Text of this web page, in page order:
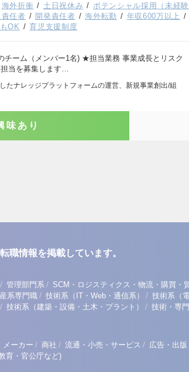
海外折衝 土日祝休み ポテンシャル採用（未経験
任者 開発責任者 海外転勤 年収600万以上
OK 育児支援制度
チーム（メンバー1名) ★担当業務 事業成長とリスク
当を募集します…
たナレッジプラットフォームの運営、新規事業創出/組
味あり
職情報を掲載しています。
/ 管理部門系 / SCM・ロジスティクス・物流・購買・
系専門職 / 技術系（IT・Web・通信系） / 技術系（
/ 技術系（建築・設備・土木・プラント） / 技術・専
メーカー / 商社 / 流通・小売・サービス / 広告・出版
育・官公庁など)